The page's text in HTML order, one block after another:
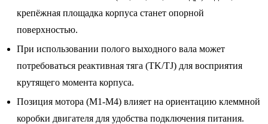
крепёжная площадка корпуса станет опорной
поверхностью.
При использовании полого выходного вала может
потребоваться реактивная тяга (TK/TJ) для восприятия
крутящего момента корпуса.
Позиция мотора (M1-M4) влияет на ориентацию клеммной
коробки двигателя для удобства подключения питания.